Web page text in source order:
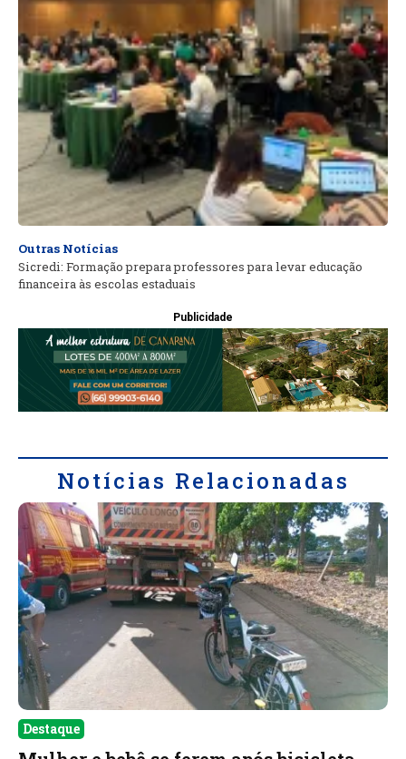
Outras Notícias
Sicredi: Formação prepara professores para levar educação
financeira às escolas estaduais
Publicidade
Notícias Relacionadas
Destaque